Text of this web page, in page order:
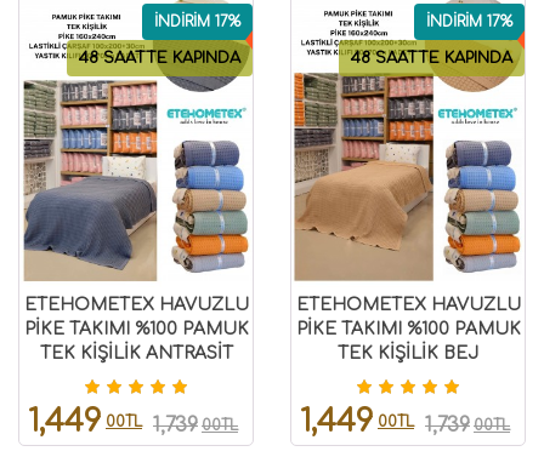
48 SAATTE KAPINDA
İNDİRİM 17%
ETEHOMETEX HAVUZLU
PİKE TAKIMI %100 PAMUK
TEK KİŞİLİK ANTRASİT
8696474232084
1,449 00TL 1,739 00TL
48 SAATTE KAPINDA
İNDİRİM 17%
ETEHOMETEX HAVUZLU
PİKE TAKIMI %100 PAMUK
TEK KİŞİLİK BEJ
8696474232085
1,449 00TL 1,739 00TL